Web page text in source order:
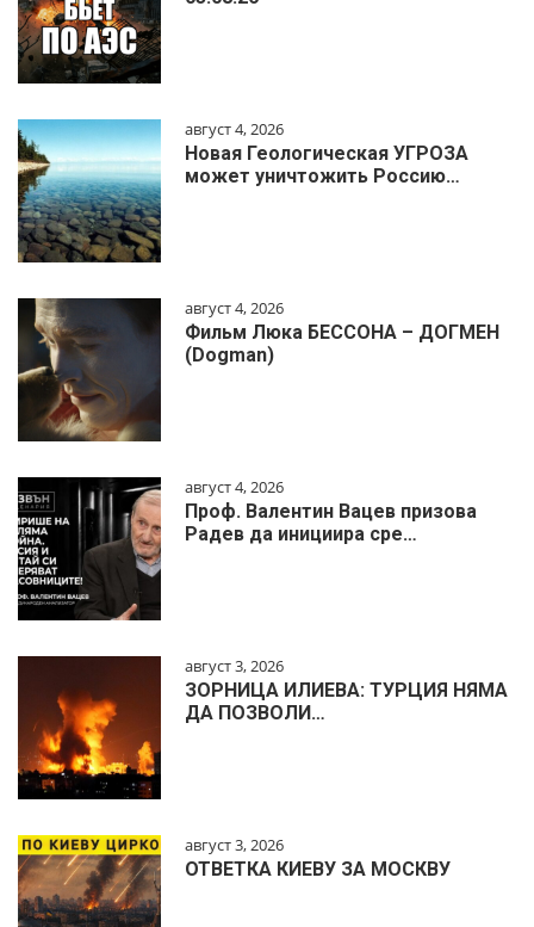
август 4, 2026
Новая Геологическая УГРОЗА
может уничтожить Россию…
август 4, 2026
Фильм Люка БЕССОНА – ДОГМЕН
(Dogman)
август 4, 2026
Проф. Валентин Вацев призова
Радев да инициира сре…
август 3, 2026
ЗОРНИЦА ИЛИЕВА: ТУРЦИЯ НЯМА
ДА ПОЗВОЛИ…
август 3, 2026
ОТВЕТКА КИЕВУ ЗА МОСКВУ